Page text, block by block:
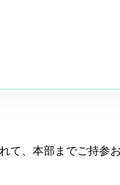
て、本部までご持参お